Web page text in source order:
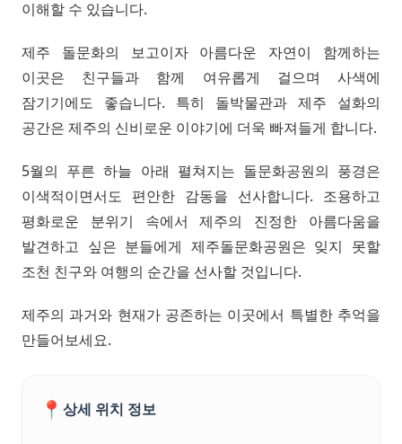
이해할 수 있습니다.
제주 돌문화의 보고이자 아름다운 자연이 함께하는
이곳은 친구들과 함께 여유롭게 걸으며 사색에
잠기기에도 좋습니다. 특히 돌박물관과 제주 설화의
공간은 제주의 신비로운 이야기에 더욱 빠져들게 합니다.
5월의 푸른 하늘 아래 펼쳐지는 돌문화공원의 풍경은
이색적이면서도 편안한 감동을 선사합니다. 조용하고
평화로운 분위기 속에서 제주의 진정한 아름다움을
발견하고 싶은 분들에게 제주돌문화공원은 잊지 못할
조천 친구와 여행의 순간을 선사할 것입니다.
제주의 과거와 현재가 공존하는 이곳에서 특별한 추억을
만들어보세요.
📍 상세 위치 정보